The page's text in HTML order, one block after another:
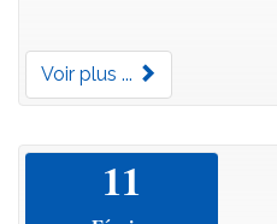
Voir plus ...
11